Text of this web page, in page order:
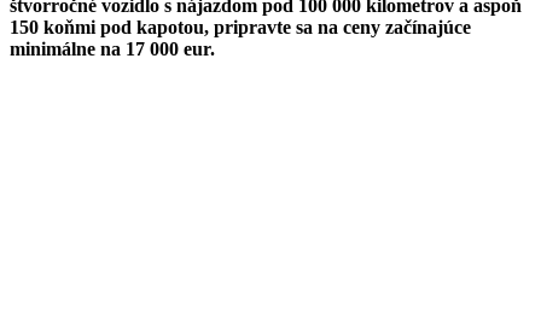
štvorročné vozidlo s nájazdom pod 100 000 kilometrov a aspoň
150 koňmi pod kapotou, pripravte sa na ceny začínajúce
minimálne na 17 000 eur.